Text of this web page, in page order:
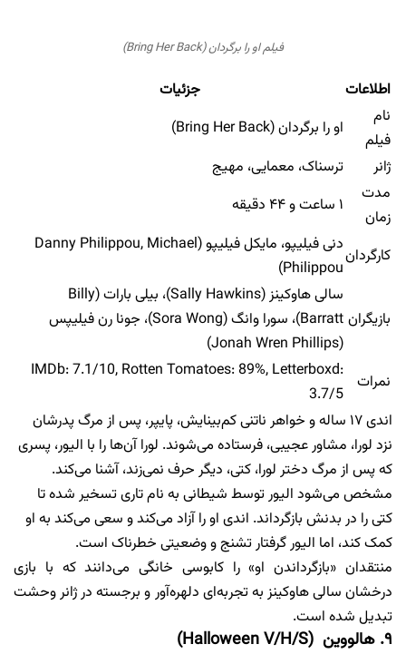
فیلم او را برگردان (Bring Her Back)
اطلاعات
جزئیات
نام
فیلم
او را برگردان (Bring Her Back)
ژانر
ترسناک، معمایی، مهیج
مدت
زمان
۱ ساعت و ۴۴ دقیقه
کارگردان
دنی فیلیپو، مایکل فیلیپو (Danny Philippou, Michael
Philippou)
بازیگران
سالی هاوکینز (Sally Hawkins)، بیلی بارات (Billy
Barratt)، سورا وانگ (Sora Wong)، جونا رن فیلیپس
(Jonah Wren Phillips)
نمرات
IMDb: 7.1/10, Rotten Tomatoes: 89%, Letterboxd:
3.7/5
اندی ۱۷ ساله و خواهر ناتنی کم‌بینایش، پایپر، پس از مرگ پدرشان
نزد لورا، مشاور عجیبی، فرستاده می‌شوند. لورا آن‌ها را با الیور، پسری
که پس از مرگ دختر لورا، کتی، دیگر حرف نمی‌زند، آشنا می‌کند.
مشخص می‌شود الیور توسط شیطانی به نام تاری تسخیر شده تا
کتی را در بدنش بازگرداند. اندی او را آزاد می‌کند و سعی می‌کند به او
کمک کند، اما الیور گرفتار تشنج و وضعیتی خطرناک است.
منتقدان «بازگرداندن او» را کابوسی خانگی می‌دانند که با بازی
درخشان سالی هاوکینز به تجربه‌ای دلهره‌آور و برجسته در ژانر وحشت
تبدیل شده است.
۹. هالووین (Halloween V/H/S)